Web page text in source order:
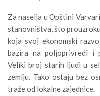
Za naselja u Opštini
stanovništva, što
koja svoj ekonomski
bazira na poljoprivredi i
Veliki broj starih ljudi u
zemlju. Tako ostaju bez
traže od lokalne zajednice.